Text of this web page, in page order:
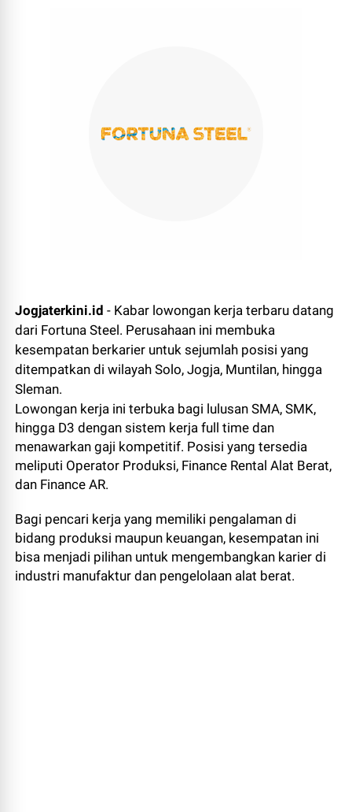
Jogjaterkini.id - Kabar lowongan kerja terbaru datang
dari Fortuna Steel. Perusahaan ini membuka
kesempatan berkarier untuk sejumlah posisi yang
ditempatkan di wilayah Solo, Jogja, Muntilan, hingga
Sleman.
Lowongan kerja ini terbuka bagi lulusan SMA, SMK,
hingga D3 dengan sistem kerja full time dan
menawarkan gaji kompetitif. Posisi yang tersedia
meliputi Operator Produksi, Finance Rental Alat Berat,
dan Finance AR.
Bagi pencari kerja yang memiliki pengalaman di
bidang produksi maupun keuangan, kesempatan ini
bisa menjadi pilihan untuk mengembangkan karier di
industri manufaktur dan pengelolaan alat berat.